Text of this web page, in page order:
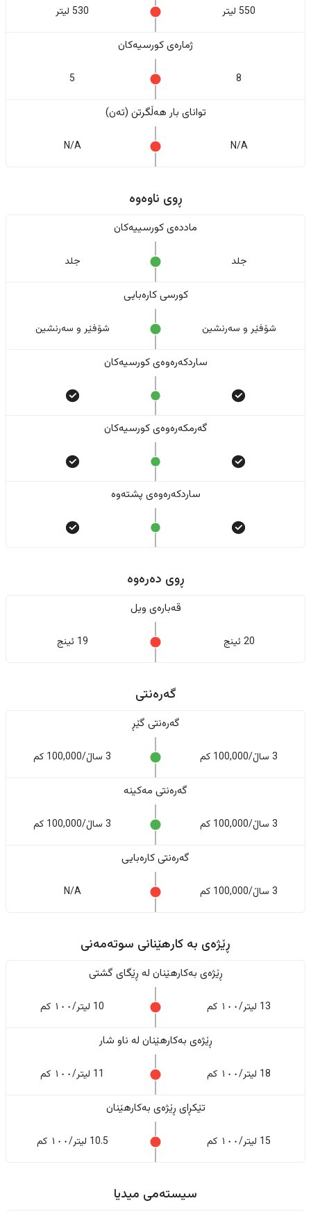
550 لیتر 530 لیتر
ژمارەی کورسیەکان
8
5
تواناى بار هەڵگرتن (تەن)
N/A
N/A
ڕوی ناوەوە
ماددەی کورسییەکان
جلد جلد
کورسی کارەبایی
شۆفێر و سەرنشین شۆفێر و سەرنشین
ساردکەرەوەی کورسیەکان
گەرمکەرەوەی کورسیەکان
ساردکەرەوەی پشتەوە
ڕوی دەرەوە
قەبارەی ویل
20 ئینج 19 ئینج
گەرەنتی
گەرەنتی گێڕ
3 ساڵ/100,000 کم 3 ساڵ/100,000 کم
گەرەنتی مەکینە
3 ساڵ/100,000 کم 3 ساڵ/100,000 کم
گەرەنتی کارەبایی
3 ساڵ/100,000 کم N/A
ڕێژەى به کارهێنانی سوتەمەنی
ڕێژەى بەکارهێنان له ڕێگای گشتی
13 لیتر/١٠٠ کم 10 لیتر/١٠٠ کم
ڕێژەى بەکارهێنان له ناو شار
18 لیتر/١٠٠ کم 11 لیتر/١٠٠ کم
تێکڕای ڕێژەى بەکارهێنان
15 لیتر/١٠٠ کم 10.5 لیتر/١٠٠ کم
سیستەمی میدیا